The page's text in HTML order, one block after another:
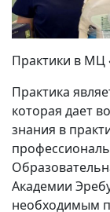
Практики в МЦ
Практика
которая дает
знания в
Академии
необходимым